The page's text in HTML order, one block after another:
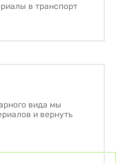
в транспорт
вида мы
и вернуть